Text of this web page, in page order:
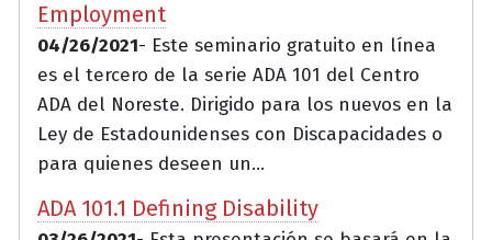
Employment
04/26/2021- Este seminario gratuito en línea
es el tercero de la serie ADA 101 del Centro
ADA del Noreste. Dirigido para los nuevos en la
Ley de Estadounidenses con Discapacidades o
para quienes deseen un...
ADA 101.1 Defining Disability